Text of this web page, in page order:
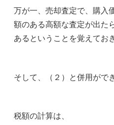
万が一、売却査定で、購入
額のある高額な査定が出た
あるということを覚えてお
そして、（２）と併用がで
税額の計算は、